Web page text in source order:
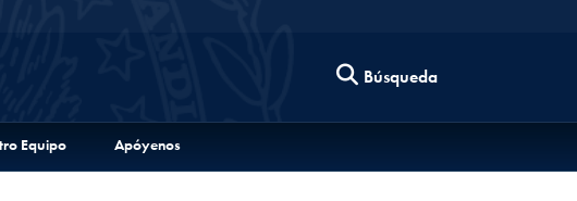
Búsqueda
Equipo Apóyenos